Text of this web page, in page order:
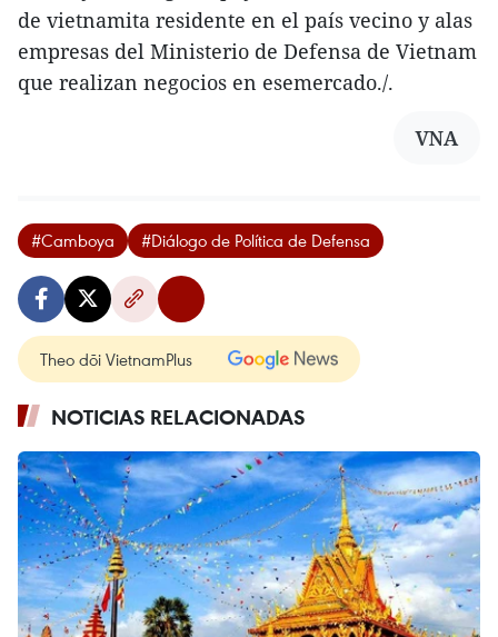
de vietnamita residente en el país vecino y alas
empresas del Ministerio de Defensa de Vietnam
que realizan negocios en esemercado./.
VNA
#Camboya #Diálogo de Política de Defensa
Theo dõi VietnamPlus
NOTICIAS RELACIONADAS